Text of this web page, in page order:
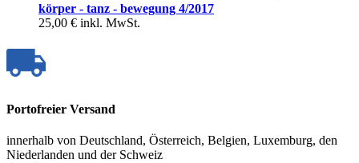
körper - tanz - bewegung 4/2017
25,00 € inkl. MwSt.
Portofreier Versand
innerhalb von Deutschland, Österreich, Belgien, Luxemburg, den
Niederlanden und der Schweiz